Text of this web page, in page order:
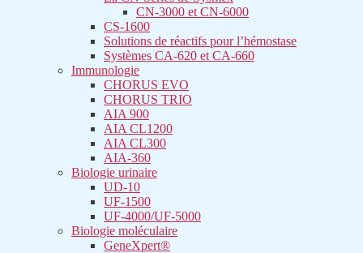
CN-3000 et CN-6000
CS-1600
Solutions de réactifs pour l’hémostase
Systèmes CA-620 et CA-660
Immunologie
CHORUS EVO
CHORUS TRIO
AIA 900
AIA CL1200
AIA CL300
AIA-360
Biologie urinaire
UD-10
UF-1500
UF-4000/UF-5000
Biologie moléculaire
GeneXpert®